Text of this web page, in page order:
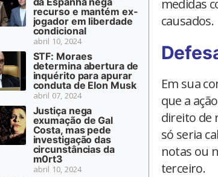
recurso e mantém ex-
jogador em liberdade
condicional
abril 10, 2024
STF: Moraes
determina abertura de
inquérito para apurar
conduta de Elon Musk
abril 07, 2024
Justiça nega
exumação de Gal
Costa, mas pede
investigação das
circunstâncias da
m0rt3
abril 10, 2024
medidas
causados.
Em sua
que a
direito de
só seria
notas ou
terceiro.